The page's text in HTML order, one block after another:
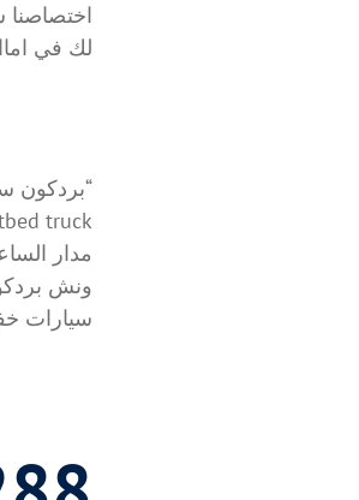
اختصاصنا
لك في
مدار
ونش
سيارات